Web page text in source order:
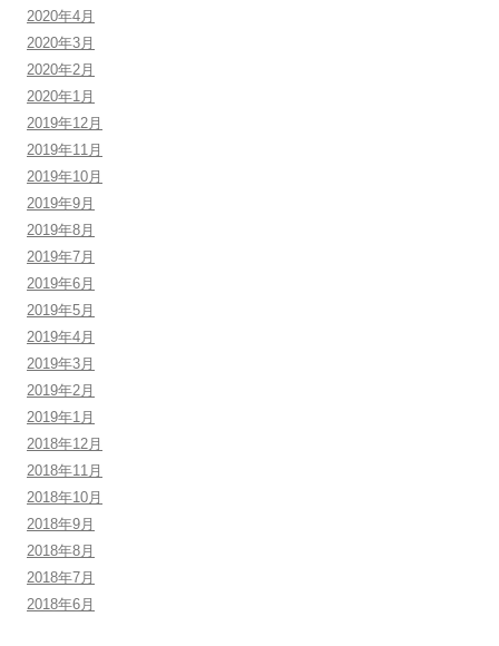
2020年4月
2020年3月
2020年2月
2020年1月
2019年12月
2019年11月
2019年10月
2019年9月
2019年8月
2019年7月
2019年6月
2019年5月
2019年4月
2019年3月
2019年2月
2019年1月
2018年12月
2018年11月
2018年10月
2018年9月
2018年8月
2018年7月
2018年6月